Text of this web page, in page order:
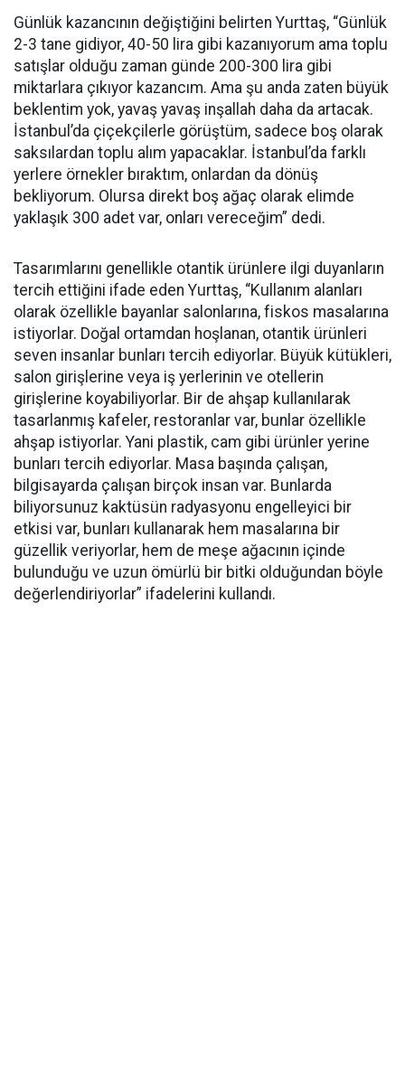
Günlük kazancının değiştiğini belirten Yurttaş, “Günlük
2-3 tane gidiyor, 40-50 lira gibi kazanıyorum ama toplu
satışlar olduğu zaman günde 200-300 lira gibi
miktarlara çıkıyor kazancım. Ama şu anda zaten büyük
beklentim yok, yavaş yavaş inşallah daha da artacak.
İstanbul’da çiçekçilerle görüştüm, sadece boş olarak
saksılardan toplu alım yapacaklar. İstanbul’da farklı
yerlere örnekler bıraktım, onlardan da dönüş
bekliyorum. Olursa direkt boş ağaç olarak elimde
yaklaşık 300 adet var, onları vereceğim” dedi.
Tasarımlarını genellikle otantik ürünlere ilgi duyanların
tercih ettiğini ifade eden Yurttaş, “Kullanım alanları
olarak özellikle bayanlar salonlarına, fiskos masalarına
istiyorlar. Doğal ortamdan hoşlanan, otantik ürünleri
seven insanlar bunları tercih ediyorlar. Büyük kütükleri,
salon girişlerine veya iş yerlerinin ve otellerin
girişlerine koyabiliyorlar. Bir de ahşap kullanılarak
tasarlanmış kafeler, restoranlar var, bunlar özellikle
ahşap istiyorlar. Yani plastik, cam gibi ürünler yerine
bunları tercih ediyorlar. Masa başında çalışan,
bilgisayarda çalışan birçok insan var. Bunlarda
biliyorsunuz kaktüsün radyasyonu engelleyici bir
etkisi var, bunları kullanarak hem masalarına bir
güzellik veriyorlar, hem de meşe ağacının içinde
bulunduğu ve uzun ömürlü bir bitki olduğundan böyle
değerlendiriyorlar” ifadelerini kullandı.